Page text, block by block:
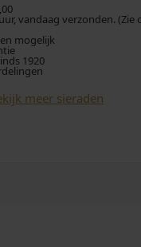
vandaag verzonden. (Zie
mogelijk
1920
meer sieraden